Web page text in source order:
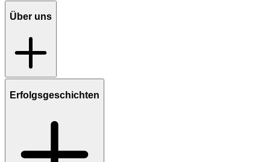
Über uns
Erfolgsgeschichten